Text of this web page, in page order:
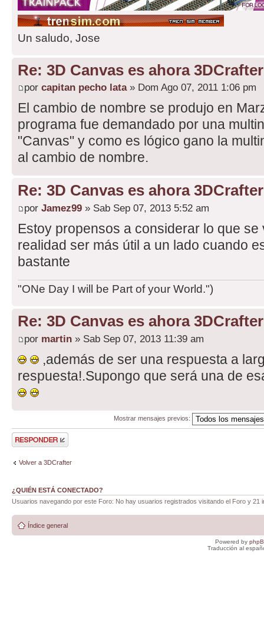
Un saludo, Jose
Re: 3D Canvas es ahora 3DCrafter
por capitan pecho lata» Dom Ago 07, 2011 1:06 pm
El cambio de nombre se produjo en
programa fue demandado por una
"Canvas" y como es lógico gano la
al cambio de nombre.
Re: 3D Canvas es ahora 3DCrafter
por Jamez99 » Sab Sep 07, 2013 5:52 am
Estoy propensos a considerar lo que
realidad ser más útil a un lado cuando
bastante
"ONe Day I will be Part of your World.")
Re: 3D Canvas es ahora 3DCrafter
por martin » Sab Sep 07, 2013 11:39 am
,además de ser una respuesta a
respuesta!.Supongo que será una de
Mostrar mensajes previos:
Publicar una
respuesta
Volver a 3DCrafter
¿QUIÉN ESTÁ CONECTADO?
Usuarios navegando por este Foro: No hay usuarios registrados visitando el Foro y 21
Índice general
Powered by
Traducción al